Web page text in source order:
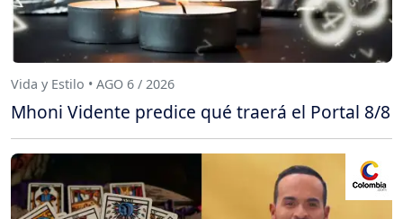
Vida y Estilo • AGO 6 / 2026
Mhoni Vidente predice qué traerá el Portal 8/8